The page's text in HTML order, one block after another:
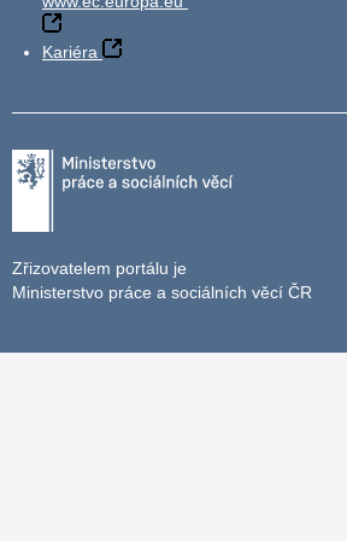
Kariéra
Zřizovatelem portálu je
Ministerstvo práce a sociálních věcí ČR